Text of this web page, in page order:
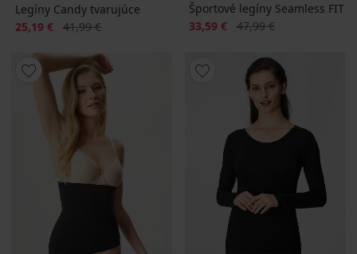
Legíny Candy tvarujúce
Zľava
25,19 € Pôvodná cena
41,99 €
Športové legíny Seamless FIT
Zľava
33,59 € Pôvodná cena
47,99 €